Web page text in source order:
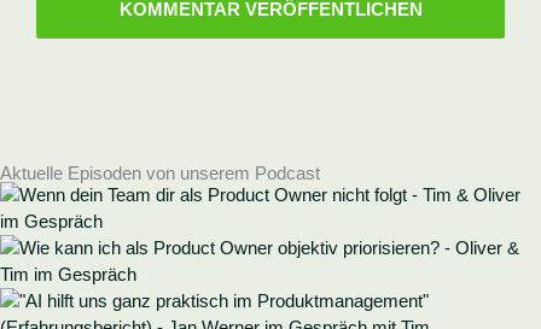
Aktuelle Episoden von unserem Podcast